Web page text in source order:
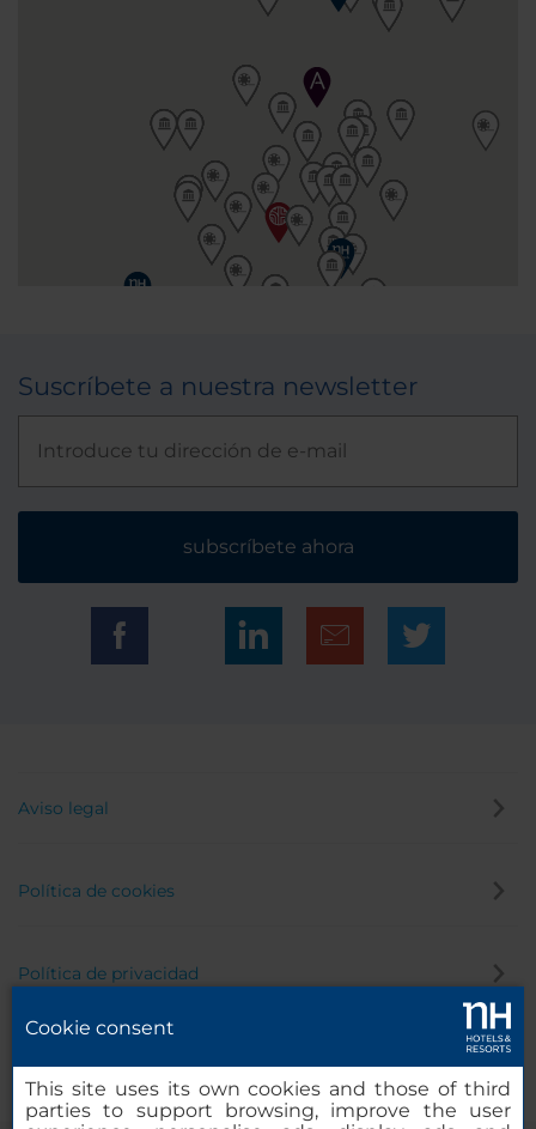
Suscríbete a nuestra newsletter
subscríbete ahora
Aviso legal
Política de cookies
Política de privacidad
Cookie consent
This site uses its own cookies and those of third
parties to support browsing, improve the user